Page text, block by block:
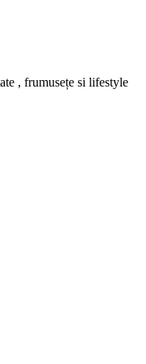
, frumusețe si lifestyle